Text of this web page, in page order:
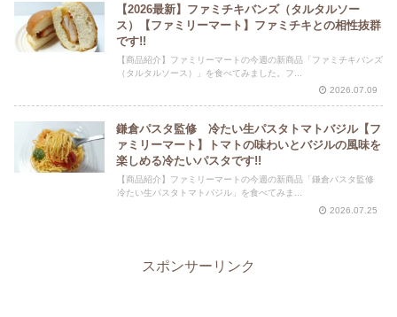
【2026最新】ファミチキバンズ（タルタルソー
ス）【ファミリーマート】ファミチキとの相性抜群
です!!
【商品紹介】ファミリーマートの今週の新商品「ファミチキバンズ
（タルタルソース）」を食べてみました。フ...
2026.07.09
鎌倉パスタ監修 冷たい生パスタトマトバジル【フ
ァミリーマート】トマトの味わいとバジルの風味を
楽しめる冷たいパスタです!!
【商品紹介】ファミリーマートの今週の新商品「鎌倉パスタ監修
冷たい生パスタトマトバジル」を食べてみま...
2026.07.25
スポンサーリンク